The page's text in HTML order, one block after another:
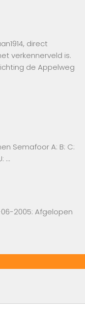
direct
verkennerveld is.
de Appelweg
Semafoor A: B: C:
…
2005: Afgelopen